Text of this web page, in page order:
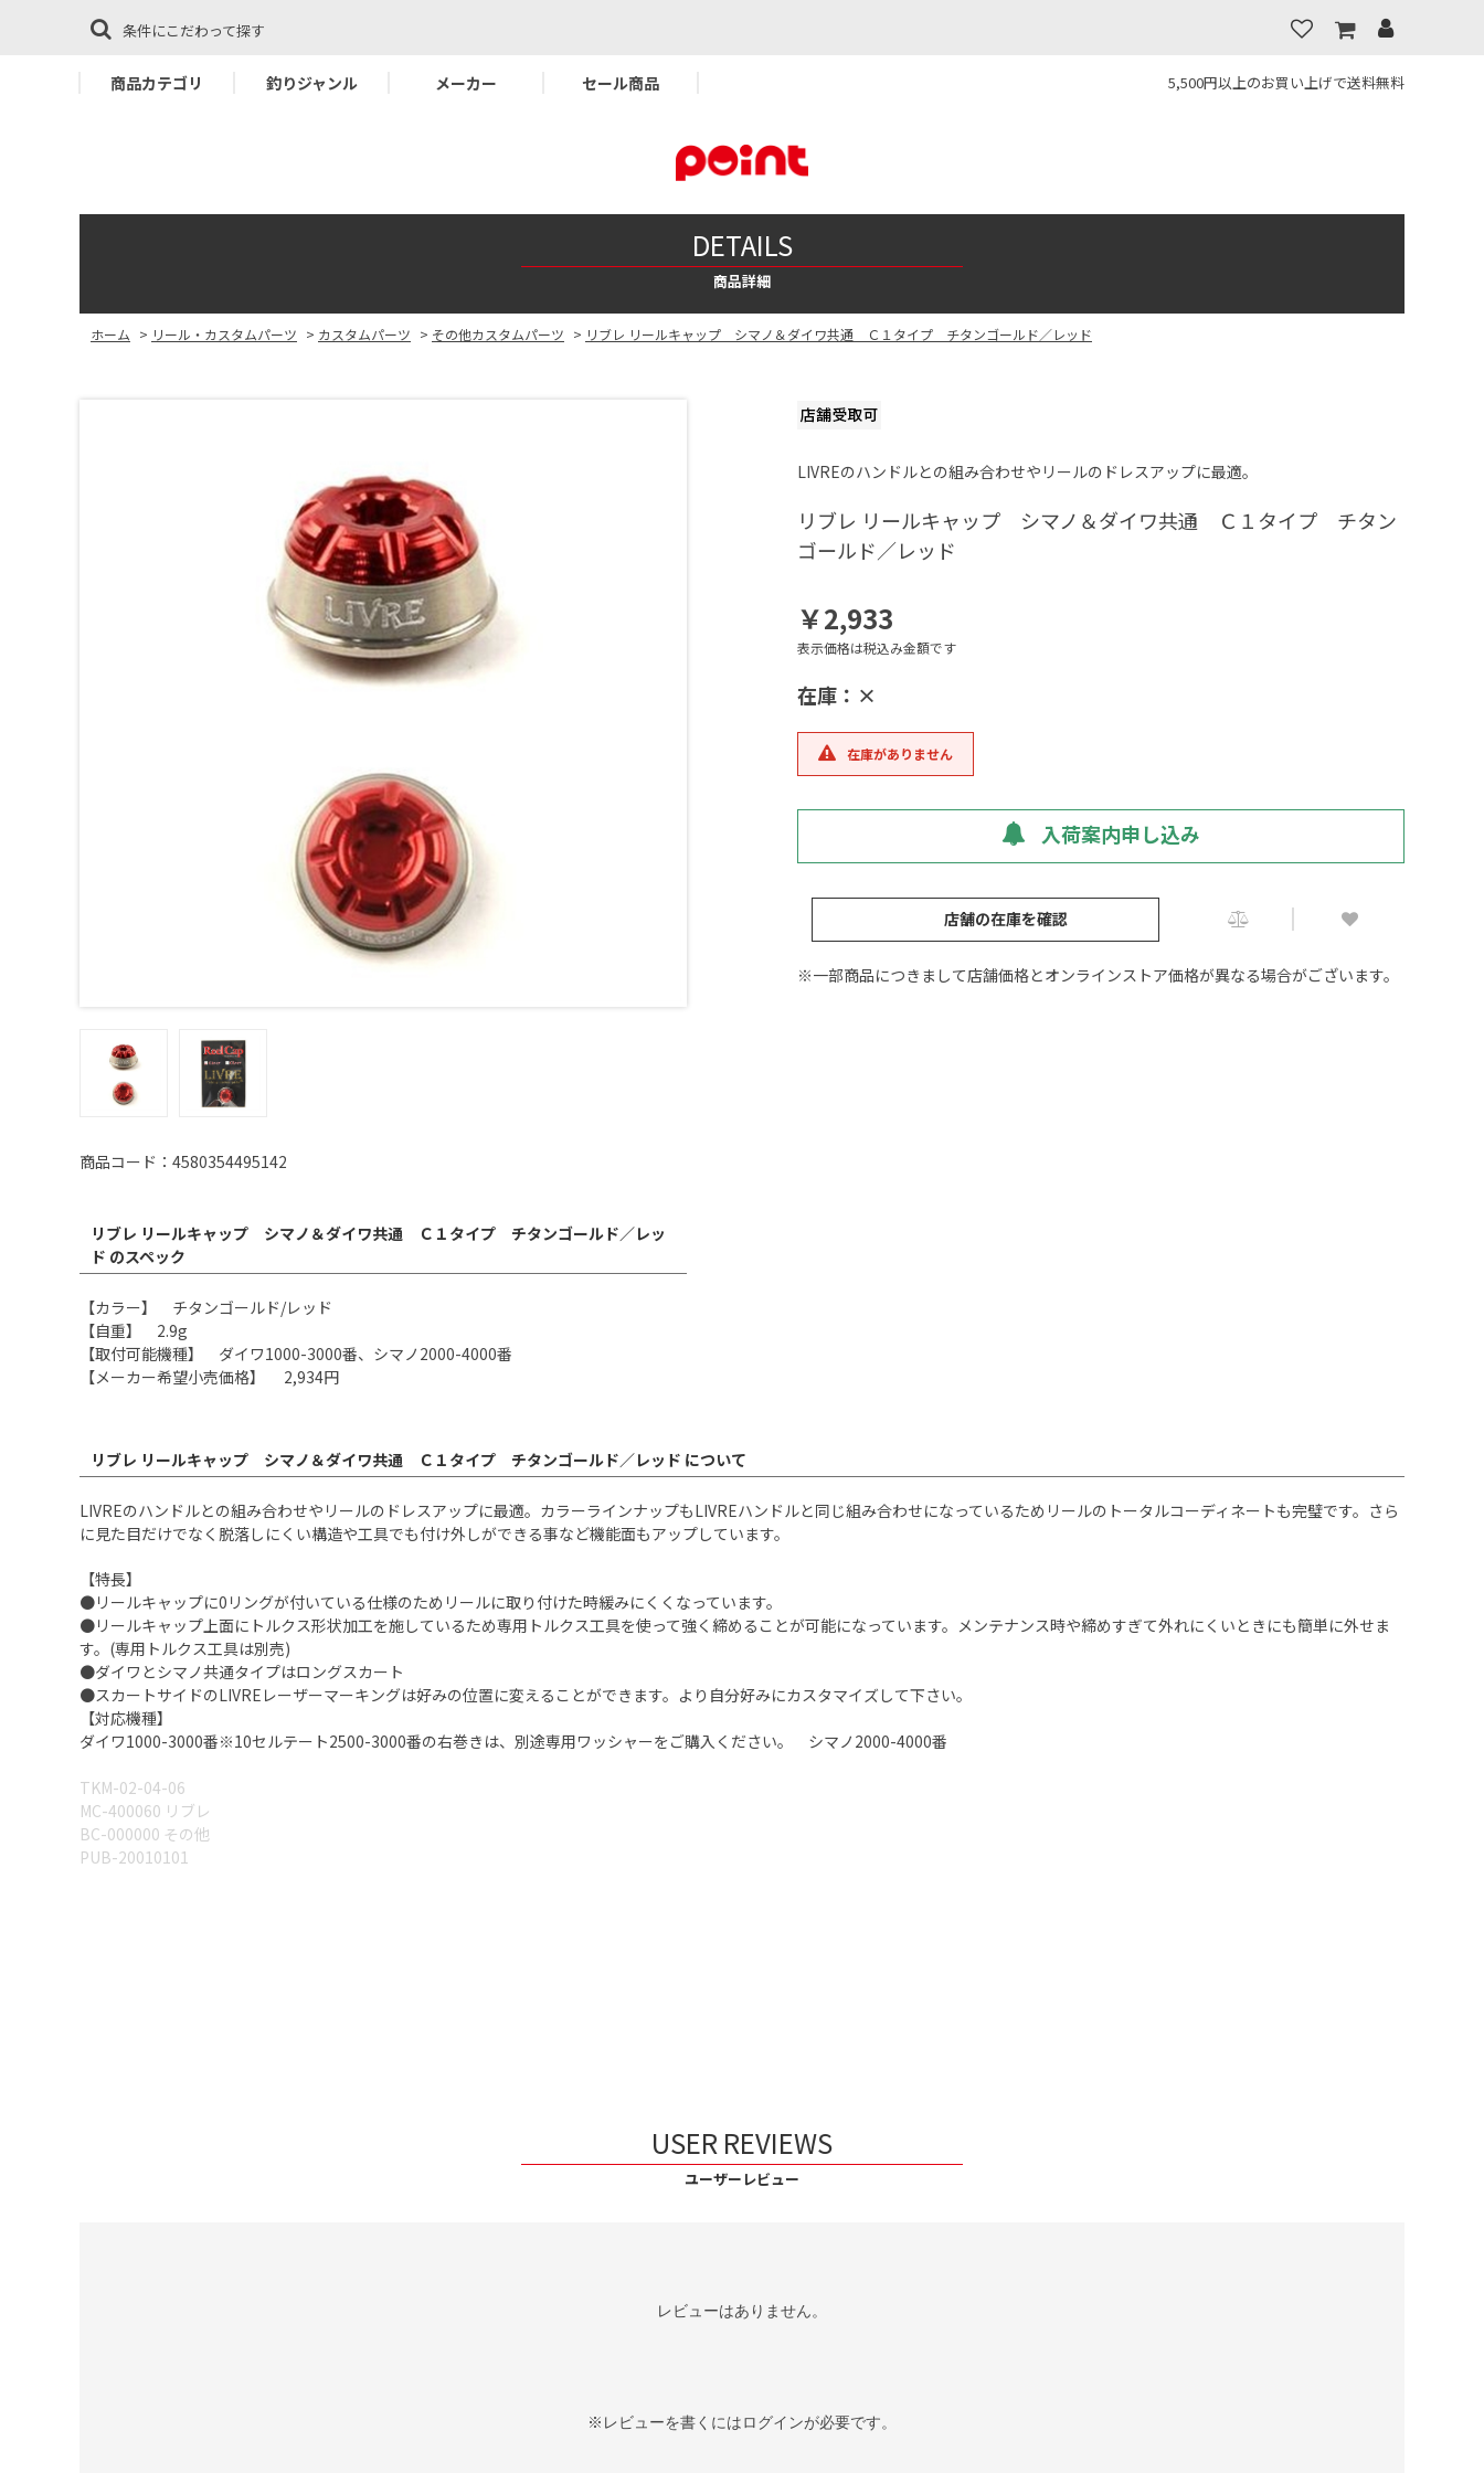
条件にこだわって探す
商品カテゴリ 釣りジャンル メーカー セール商品 5,500円以上のお買い上げで送料無料
DETAILS
商品詳細
ホーム > リール・カスタムパーツ > カスタムパーツ > その他カスタムパーツ > リブレ リールキャップ シマノ＆ダイワ共通 Ｃ１タイプ チタンゴールド／レッド
商品コード：4580354495142
リブレ リールキャップ シマノ＆ダイワ共通 Ｃ１タイプ チタンゴールド／レッ
ド のスペック
【カラー】 チタンゴールド/レッド
【自重】 2.9g
【取付可能機種】 ダイワ1000-3000番、シマノ2000-4000番
【メーカー希望小売価格】 2,934円
LIVREのハンドルとの組み合わせやリールのドレスアップに最適。
リブレ リールキャップ シマノ＆ダイワ共通 Ｃ１タイプ チタン
ゴールド／レッド
￥2,933
表示価格は税込み金額です
在庫：×
在庫がありません
入荷案内申し込み
店舗の在庫を確認
※一部商品につきまして店舗価格とオンラインストア価格が異なる場合がございます。
リブレ リールキャップ シマノ＆ダイワ共通 Ｃ１タイプ チタンゴールド／レッド について
LIVREのハンドルとの組み合わせやリールのドレスアップに最適。カラーラインナップもLIVREハンドルと同じ組み合わせになっているためリールのトータルコーディネートも完璧です。さら
に見た目だけでなく脱落しにくい構造や工具でも付け外しができる事など機能面もアップしています。
【特長】
●リールキャップに0リングが付いている仕様のためリールに取り付けた時緩みにくくなっています。
●リールキャップ上面にトルクス形状加工を施しているため専用トルクス工具を使って強く締めることが可能になっています。メンテナンス時や締めすぎて外れにくいときにも簡単に外せま
す。(専用トルクス工具は別売)
●ダイワとシマノ共通タイプはロングスカート
●スカートサイドのLIVREレーザーマーキングは好みの位置に変えることができます。より自分好みにカスタマイズして下さい。
【対応機種】
ダイワ1000-3000番※10セルテート2500-3000番の右巻きは、別途専用ワッシャーをご購入ください。 シマノ2000-4000番
TKM-02-04-06
MC-400060 リブレ
BC-000000 その他
PUB-20010101
USER REVIEWS
ユーザーレビュー
レビューはありません。
※レビューを書くにはログインが必要です。